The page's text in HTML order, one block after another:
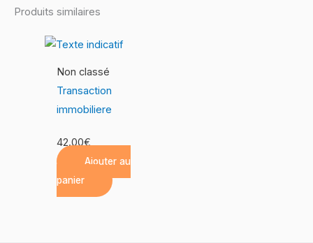
Produits similaires
Non classé
Transaction
immobiliere
42.00€
Ajouter au
panier